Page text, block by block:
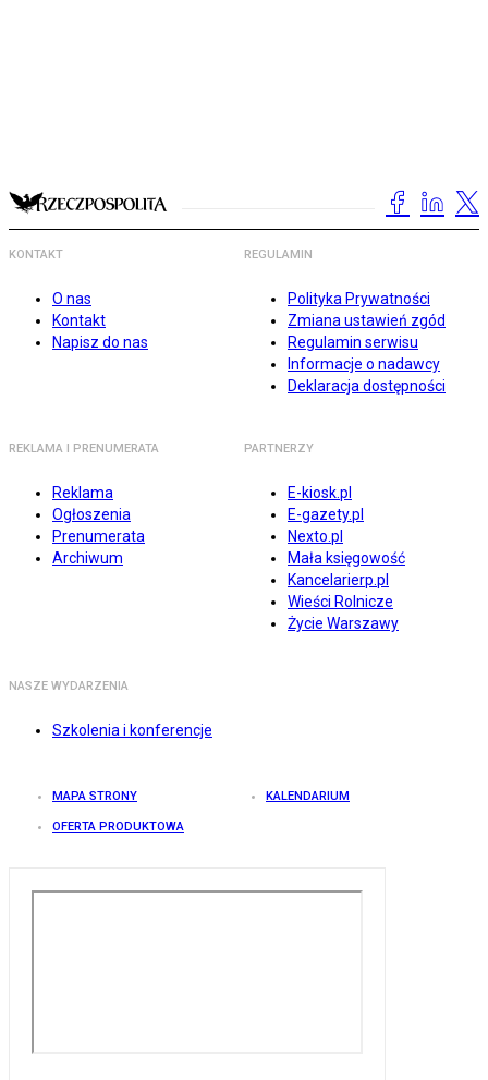
KONTAKT
O nas
Kontakt
Napisz do nas
REGULAMIN
Polityka Prywatności
Zmiana ustawień zgód
Regulamin serwisu
Informacje o nadawcy
Deklaracja dostępności
REKLAMA I PRENUMERATA
Reklama
Ogłoszenia
Prenumerata
Archiwum
PARTNERZY
E-kiosk.pl
E-gazety.pl
Nexto.pl
Mała księgowość
Kancelarierp.pl
Wieści Rolnicze
Życie Warszawy
NASZE WYDARZENIA
Szkolenia i konferencje
MAPA STRONY KALENDARIUM
OFERTA PRODUKTOWA